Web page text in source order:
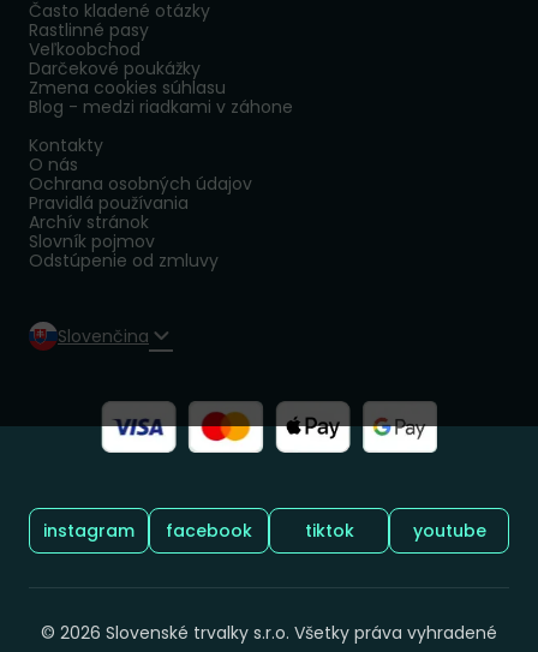
Často kladené otázky
Rastlinné pasy
Veľkoobchod
Darčekové poukážky
Zmena cookies súhlasu
Blog - medzi riadkami v záhone
Kontakty
O nás
Ochrana osobných údajov
Pravidlá používania
Archív stránok
Slovník pojmov
Odstúpenie od zmluvy
Slovenčina
Sledujte nás:
instagram facebook tiktok youtube
© 2026 Slovenské trvalky s.r.o. Všetky práva vyhradené